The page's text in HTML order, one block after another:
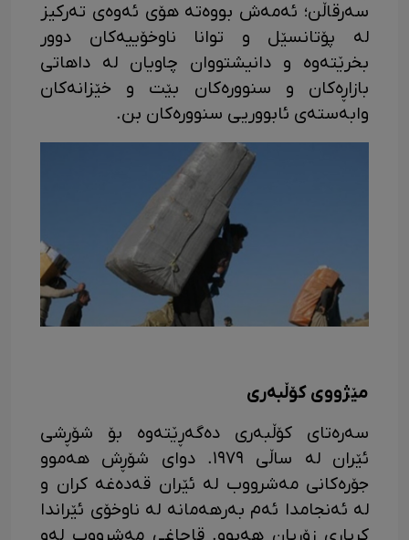
سەرقاڵن؛ ئەمەش بووەتە هۆی ئەوەی تەرکیز
لە پۆتانسێل و توانا ناوخۆییەکان دوور
بخرێتەوە و دانیشتووان چاویان لە داهاتی
بازاڕەکان و سنوورەکان بێت و خێزانەکان
وابەستەی ئابووریی سنوورەکان بن.
مێژووی کۆڵبەری
سەرەتای کۆڵبەری دەگەڕێتەوە بۆ شۆڕشی
ئێران لە ساڵی ١٩٧٩. دوای شۆڕش هەموو
جۆرەکانی مەشرووب لە ئێران قەدەغە کران و
لە ئەنجامدا ئەم بەرهەمانە لە ناوخۆی ئێراندا